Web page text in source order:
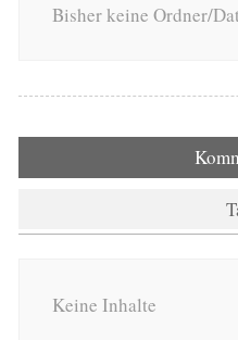
Bisher keine Ordner/
Keine Inhalte